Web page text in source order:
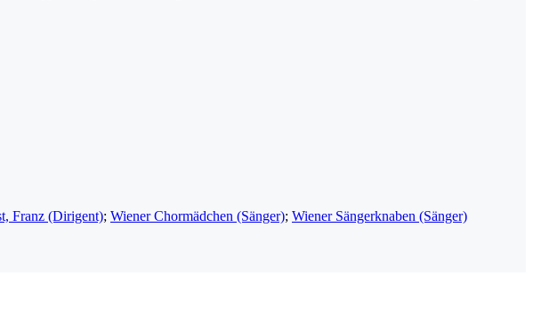
Franz (Dirigent); Wiener Chormädchen (Sänger); Wiener Sängerknaben (Sänger)